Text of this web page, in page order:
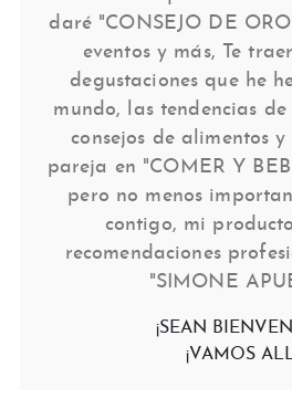
daré "CONSEJO DE
eventos y más, Te
degustaciones que he
mundo, las tendencias
consejos de alimentos
pareja en "COMER Y
pero no menos
contigo, mi
recomendaciones
"SIMONE
¡SEAN
¡VAMOS